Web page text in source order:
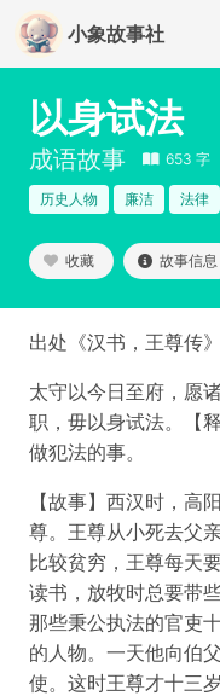
小象故事社
以身试法
成语故事 653 字
历史人物 廉洁 法律
收藏 故事信息
出处《汉书，王尊传》
太守以今日至府，愿
职，毋以身试法。【
做犯法的事。
【故事】西汉时，高
尊。王尊从小死去父
比较贫穷，王尊每天
读书，放牧时总要带
那些秉公执法的官吏
的人物。一天他向伯
使。这时王尊才十三